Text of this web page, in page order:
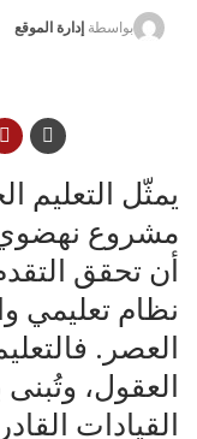
بواسطة إدارة الموقع
يمثّل التعليم
مشروع نهضوي
أن تحقق
نظام تعليمي
العصر.
العقول، وتُبنى
القيادات